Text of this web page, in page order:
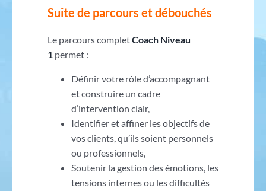
Suite de parcours et débouchés
Le parcours completCoach Niveau
1 permet :
Définir votre rôle d’accompagnant
et construire un cadre
d’intervention clair,
Identifier et affiner les objectifs de
vos clients, qu’ils soient personnels
ou professionnels,
Soutenir la gestion des émotions, les
tensions internes ou les difficultés